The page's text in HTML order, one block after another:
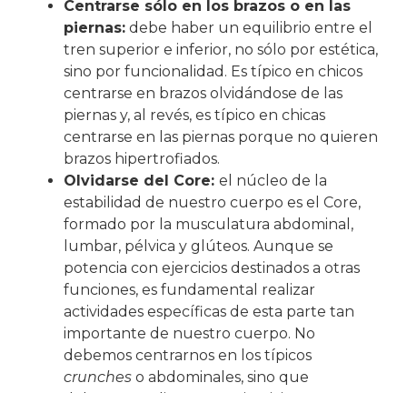
Centrarse sólo en los brazos o en las
piernas: debe haber un equilibrio entre el
tren superior e inferior, no sólo por estética,
sino por funcionalidad. Es típico en chicos
centrarse en brazos olvidándose de las
piernas y, al revés, es típico en chicas
centrarse en las piernas porque no quieren
brazos hipertrofiados.
Olvidarse del Core: el núcleo de la
estabilidad de nuestro cuerpo es el Core,
formado por la musculatura abdominal,
lumbar, pélvica y glúteos. Aunque se
potencia con ejercicios destinados a otras
funciones, es fundamental realizar
actividades específicas de esta parte tan
importante de nuestro cuerpo. No
debemos centrarnos en los típicos
crunches o abdominales, sino que